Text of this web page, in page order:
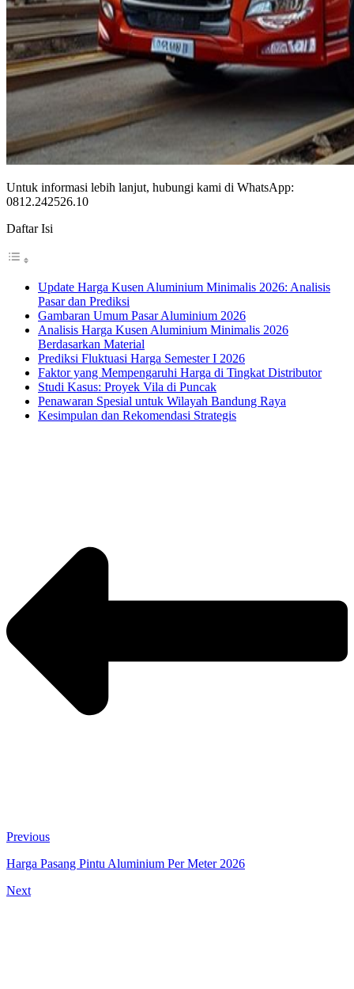
Untuk informasi lebih lanjut, hubungi kami di WhatsApp:
0812.242526.10
Daftar Isi
Update Harga Kusen Aluminium Minimalis 2026: Analisis
Pasar dan Prediksi
Gambaran Umum Pasar Aluminium 2026
Analisis Harga Kusen Aluminium Minimalis 2026
Berdasarkan Material
Prediksi Fluktuasi Harga Semester I 2026
Faktor yang Mempengaruhi Harga di Tingkat Distributor
Studi Kasus: Proyek Vila di Puncak
Penawaran Spesial untuk Wilayah Bandung Raya
Kesimpulan dan Rekomendasi Strategis
Previous
Harga Pasang Pintu Aluminium Per Meter 2026
Next